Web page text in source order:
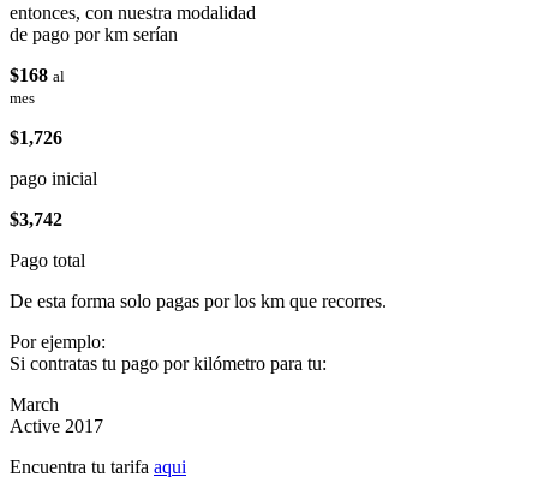
entonces, con nuestra modalidad
de pago por km serían
$168 al
mes
$1,726
pago inicial
$3,742
Pago total
De esta forma solo pagas por los km que recorres.
Por ejemplo:
Si contratas tu pago por kilómetro para tu:
March
Active 2017
Encuentra tu tarifa aqui